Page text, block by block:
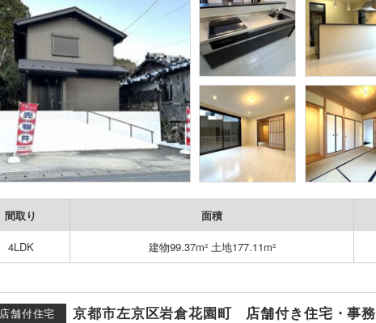
間取り 面積
4LDK 建物99.37m² 土地177.11m²
店舗付住宅 京都市左京区岩倉花園町 店舗付き住宅・事